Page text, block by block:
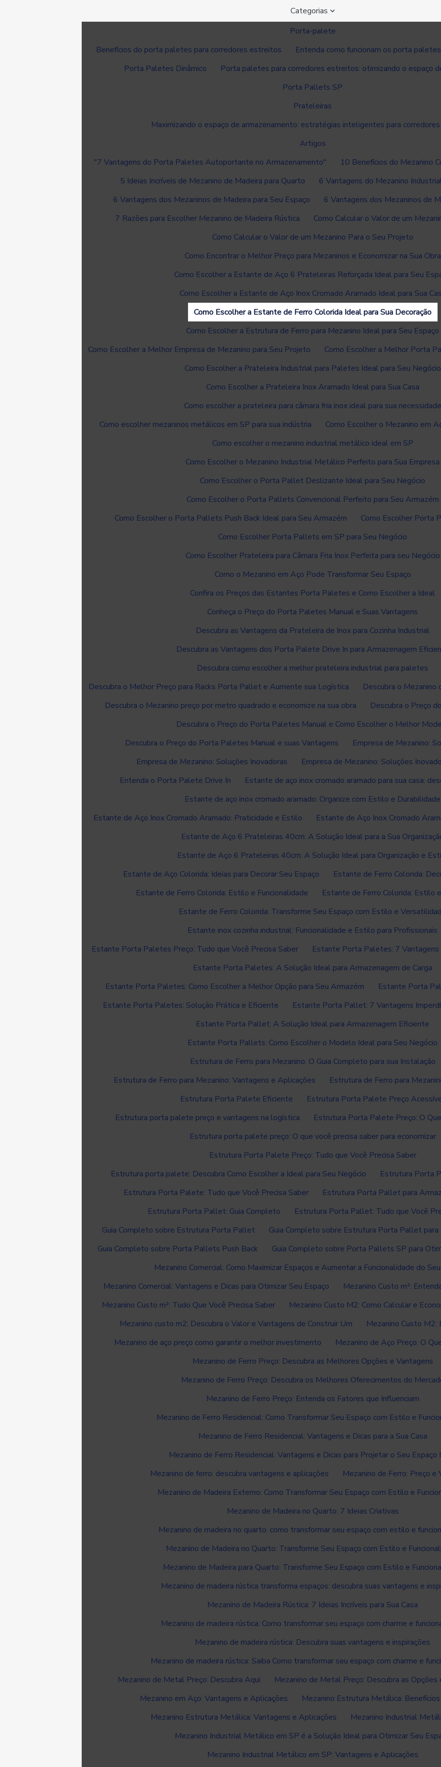
Categorias
Porta-palete
Benefícios do porta paletes para corredores estreitos
Entenda como funcionam os porta
Porta Paletes Dinâmico
Porta paletes para corredores estreitos: otimizando o espaço
Porta Pallets SP
Prateleiras
Maximizando o espaço de armazenamento: estratégias inteligentes para
Artigos
"7 Vantagens do Porta Paletes Autoportante no Armazenamento"
10 Benefícios do Mezanino
5 Ideias Incríveis de Mezanino de Madeira para Quarto
6 Vantagens do Mezanino
6 Vantagens dos Mezaninos de Madeira para Seu Espaço
6 Vantagens dos Mezaninos de
7 Razões para Escolher Mezanino de Madeira Rústica
Como Calcular o Valor de um
Como Calcular o Valor de um Mezanino Para o Seu Projeto
Como Encontrar o Melhor Preço para Mezaninos e Economizar na Sua Obra
Como Escolher a Estante de Aço 6 Prateleiras Reforçada Ideal para Seu
Como Escolher a Estante de Aço Inox Cromado Aramado Ideal para Sua
Como Escolher a Estante de Ferro Colorida Ideal para Sua Decoração
Como Escolher a Estrutura de Ferro para Mezanino Ideal para Seu Espaço
Como Escolher a Melhor Empresa de Mezanino para Seu Projeto
Como Escolher a Melhor Porta
Como Escolher a Prateleira Industrial para Paletes Ideal para Seu Negócio
Como Escolher a Prateleira Inox Aramado Ideal para Sua Casa
Como escolher a prateleira para câmara fria inox ideal para sua necessidade
Como escolher mezaninos metálicos em SP para sua indústria
Como Escolher o Mezanino em
Como escolher o mezanino industrial metálico ideal em SP
Como Escolher o Mezanino Industrial Metálico Perfeito para Sua Empresa
Como Escolher o Porta Pallet Deslizante Ideal para Seu Negócio
Como Escolher o Porta Pallets Convencional Perfeito para Seu Armazém
Como Escolher o Porta Pallets Push Back Ideal para Seu Armazém
Como Escolher Porta
Como Escolher Porta Pallets em SP para Seu Negócio
Como Escolher Prateleira para Câmara Fria Inox Perfeita para seu Negócio
Como o Mezanino em Aço Pode Transformar Seu Espaço
Confira os Preços das Estantes Porta Paletes e Como Escolher a Ideal
Conheça o Preço do Porta Paletes Manual e Suas Vantagens
Descubra as Vantagens da Prateleira de Inox para Cozinha Industrial
Descubra as Vantagens dos Porta Palete Drive In para Armazenagem
Descubra como escolher a melhor prateleira industrial para paletes
Descubra o Melhor Preço para Racks Porta Pallet e Aumente sua Logística
Descubra o Mezanino
Descubra o Mezanino preço por metro quadrado e economize na sua obra
Descubra o Preço
Descubra o Preço do Porta Paletes Manual e Como Escolher o Melhor
Descubra o Preço do Porta Paletes Manual e suas Vantagens
Empresa de Mezanino:
Empresa de Mezanino: Soluções Inovadoras
Empresa de Mezanino: Soluções
Entenda o Porta Palete Drive In
Estante de aço inox cromado aramado para sua casa:
Estante de aço inox cromado aramado: Organize com Estilo e Durabilidade
Estante de Aço Inox Cromado Aramado: Praticidade e Estilo
Estante de Aço Inox Cromado
Estante de Aço 6 Prateleiras 40cm: A Solução Ideal para a Sua
Estante de Aço 6 Prateleiras 40cm: A Solução Ideal para Organização e
Estante de Aço Colorida: Ideias para Decorar Seu Espaço
Estante de Ferro Colorida:
Estante de Ferro Colorida: Estilo e Funcionalidade
Estante de Ferro Colorida: Estilo
Estante de Ferro Colorida: Transforme Seu Espaço com Estilo e
Estante inox cozinha industrial: Funcionalidade e Estilo para Profissionais
Estante Porta Paletes Preço: Tudo que Você Precisa Saber
Estante Porta Paletes: 7 Vantagens
Estante Porta Paletes: A Solução Ideal para Armazenagem de Carga
Estante Porta Paletes: Como Escolher a Melhor Opção para Seu Armazém
Estante Porta
Estante Porta Paletes: Solução Prática e Eficiente
Estante Porta Pallet: 7 Vantagens
Estante Porta Pallet: A Solução Ideal para Armazenagem Eficiente
Estante Porta Pallets: Como Escolher o Modelo Ideal para Seu Negócio
Estrutura de Ferro para Mezanino: O Guia Completo para sua Instalação
Estrutura de Ferro para Mezanino: Vantagens e Aplicações
Estrutura de Ferro para
Estrutura Porta Palete Eficiente
Estrutura Porta Palete Preço
Estrutura porta palete preço e vantagens na logística
Estrutura Porta Palete Preço: O
Estrutura porta palete preço: O que você precisa saber para economizar
Estrutura Porta Palete Preço: Tudo que Você Precisa Saber
Estrutura porta palete: Descubra Como Escolher a Ideal para Seu Negócio
Estrutura Porta
Estrutura Porta Palete: Tudo que Você Precisa Saber
Estrutura Porta Pallet para
Estrutura Porta Pallet: Guia Completo
Estrutura Porta Pallet: Tudo que Você
Guia Completo sobre Estrutura Porta Pallet
Guia Completo sobre Estrutura Porta Pallet
Guia Completo sobre Porta Pallets Push Back
Guia Completo sobre Porta Pallets SP para
Mezanino Comercial: Como Maximizar Espaços e Aumentar a Funcionalidade do
Mezanino Comercial: Vantagens e Dicas para Otimizar Seu Espaço
Mezanino Custo m²:
Mezanino Custo m²: Tudo Que Você Precisa Saber
Mezanino Custo M2: Como Calcular e
Mezanino custo m2: Descubra o Valor e Vantagens de Construir Um
Mezanino Custo M2:
Mezanino de aço preço como garantir o melhor investimento
Mezanino de Aço Preço: O
Mezanino de Ferro Preço: Descubra as Melhores Opções e Vantagens
Mezanino de Ferro Preço: Descubra os Melhores Oferecimentos do
Mezanino de Ferro Preço: Entenda os Fatores que Influenciam
Mezanino de Ferro Residencial: Como Transformar Seu Espaço com Estilo e
Mezanino de Ferro Residencial: Vantagens e Dicas para a Sua Casa
Mezanino de Ferro Residencial: Vantagens e Dicas para Projetar o Seu Espaço
Mezanino de ferro: descubra vantagens e aplicações
Mezanino de Ferro: Preço e
Mezanino de Madeira Externo: Como Transformar Seu Espaço com Estilo e
Mezanino de Madeira no Quarto: 7 Ideias Criativas
Mezanino de madeira no quarto: como transformar seu espaço com estilo e
Mezanino de Madeira no Quarto: Transforme Seu Espaço com Estilo e
Mezanino de Madeira para Quarto: Transforme Seu Espaço com Estilo e
Mezanino de madeira rústica transforma espaços: descubra suas vantagens e
Mezanino de Madeira Rústica: 7 Ideias Incríveis para Sua Casa
Mezanino de madeira rústica: Como transformar seu espaço com charme e
Mezanino de madeira rústica: Descubra suas vantagens e inspirações
Mezanino de madeira rústica: Saiba Como transformar seu espaço com charme e
Mezanino de Metal Preço: Descubra Aqui
Mezanino de Metal Preço: Descubra as
Mezanino em Aço: Vantagens e Aplicações
Mezanino Estrutura Metálica:
Mezanino Estrutura Metálica: Vantagens e Aplicações
Mezanino Industrial
Mezanino Industrial Metálico em SP é a Solução Ideal para Otimizar Seu
Mezanino Industrial Metálico em SP: Vantagens e Aplicações